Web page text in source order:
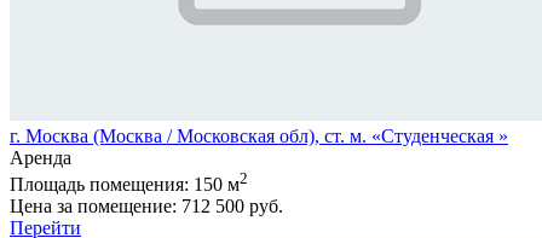
г. Москва (Москва / Московская обл), ст. м. «Студенческая »
Аренда
Площадь помещения: 150 м2
Цена за помещение: 712 500 руб.
Перейти